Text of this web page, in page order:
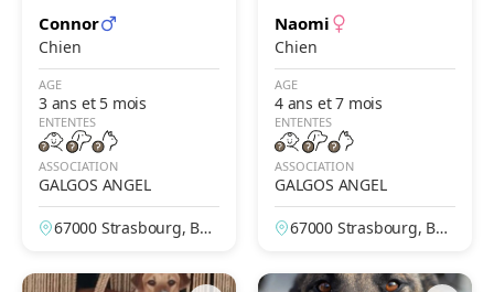
Connor
Chien
AGE
3 ans et 5 mois
ENTENTES
ASSOCIATION
GALGOS ANGEL
67000 Strasbourg, Bas
Naomi
Chien
AGE
4 ans et 7 mois
ENTENTES
ASSOCIATION
GALGOS ANGEL
67000 Strasbourg, Bas